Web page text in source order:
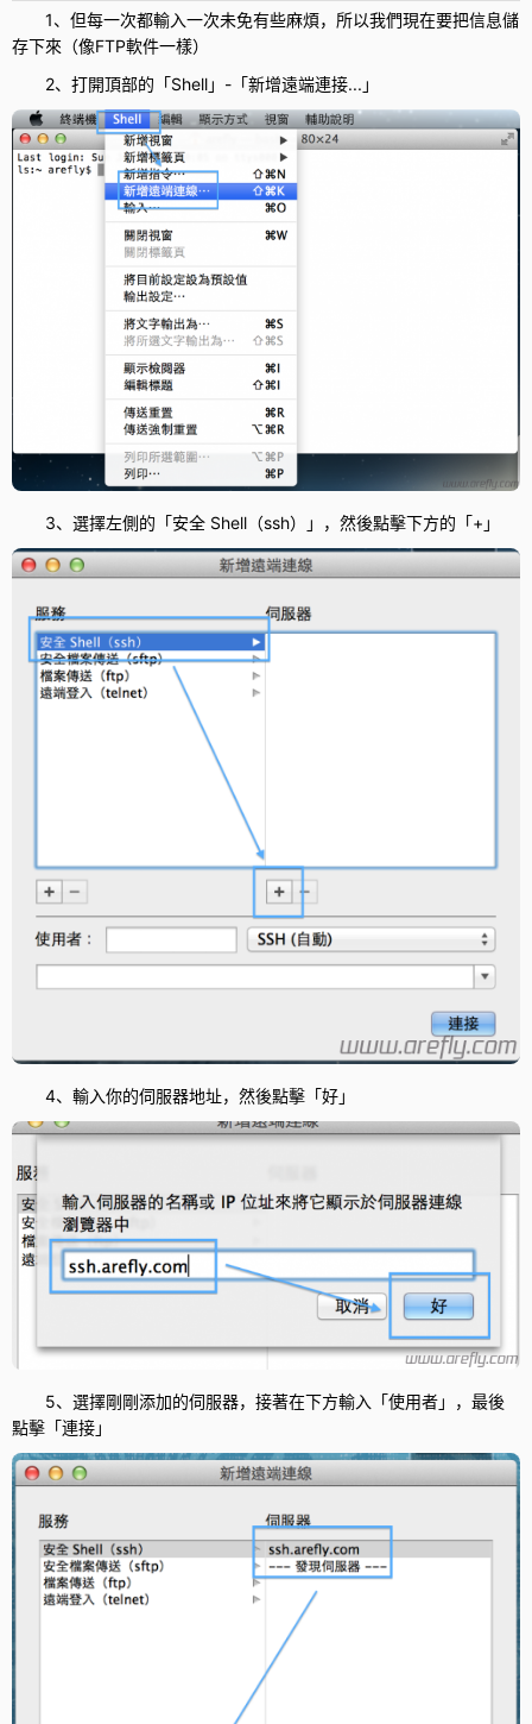
1、但每一次都輸入一次未免有些麻煩，所以我們現在要把信息儲
存下來（像FTP軟件一樣）
2、打開頂部的「Shell」-「新增遠端連接...」
3、選擇左側的「安全 Shell（ssh）」，然後點擊下方的「+」
4、輸入你的伺服器地址，然後點擊「好」
5、選擇剛剛添加的伺服器，接著在下方輸入「使用者」，最後
點擊「連接」